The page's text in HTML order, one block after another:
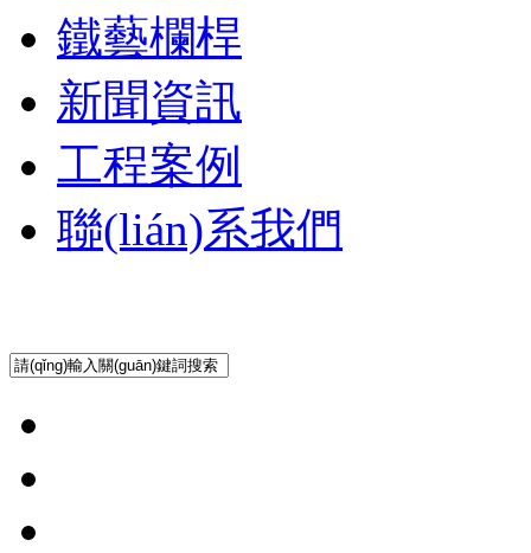
鐵藝欄桿
新聞資訊
工程案例
聯(lián)系我們